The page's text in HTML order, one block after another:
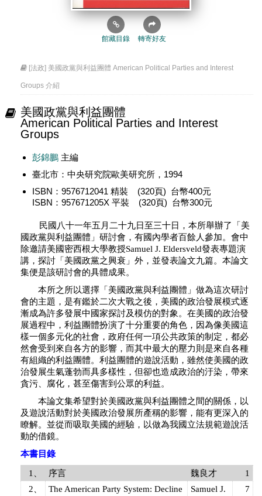
館藏目錄 轉寄好友
[法政] 美國政黨與利益團體 American Political Parties and Interest
Groups 介紹
美國政黨與利益團體
American Political Parties and Interest
Groups
彭錦鵬主編
臺北市：中央研究院歐美研究所，1994
ISBN：9576712041 精裝 (320頁) 台幣400元
ISBN：957671205X 平裝 (320頁) 台幣300元
民國八十一年五月二十九日至三十日，本所舉辦了「美
國政黨與利益團體」研討會，有國內學者百餘人參加。會中
除邀請美國密西根大學教授Samuel J. Eldersveld發表專題演
講，探討「美國政黨之興衰」外，並發表論文九篇。本論文
集便是該研討會的具體成果。
本所之所以選擇「美國政黨與利益團體」做為這次研討
會的主題，是有鑑於二次大戰之後，美國的政治發展模式逐
漸成為許多發展中國家探討及模仿的對象。在美國的政治發
展過程中，利益團體扮演了十分重要的角色，因為像美國這
樣一個多元化的社會，政府任何一項公共政策的制定，都必
然會受到來自各方的影響，而其中最大的壓力則是來自各種
有組織的利益團體。利益團體的遊說活動，雖然使美國的政
治發展生氣蓬勃而具多樣性，但卻也造成政治的汙染，帶來
貪污、腐化，甚至傷害到公眾的利益。
本論文集希望對於美國政黨與利益團體之間的關係，以
及遊說活動對於美國政治發展所產稱的影響，能有更深入的
瞭解。並從而吸取美國的經驗，以做為我國立法規範遊說活
動的借鏡。
本書目錄
1、 序言 魏良才
1
2、
The American Party System: Decline
Samuel J.
7